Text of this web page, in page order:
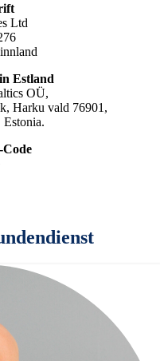
Ltd
Estland
OÜ,
Harku vald 76901,